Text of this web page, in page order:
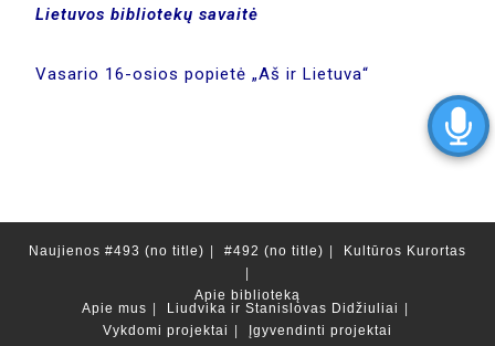
Lietuvos bibliotekų savaitė
Vasario 16-osios popietė „Aš ir Lietuva“
Naujienos #493 (no title) #492 (no title) Kultūros Kurortas
Apie biblioteką
Apie mus
Liudvika ir Stanislovas Didžiuliai
Vykdomi projektai
Įgyvendinti projektai